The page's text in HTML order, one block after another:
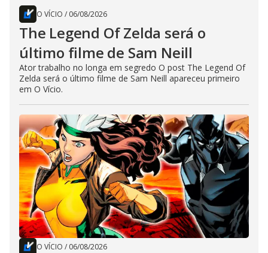
O VÍCIO / 06/08/2026
The Legend Of Zelda será o
último filme de Sam Neill
Ator trabalho no longa em segredo O post The Legend Of
Zelda será o último filme de Sam Neill apareceu primeiro
em O Vício.
O VÍCIO / 06/08/2026